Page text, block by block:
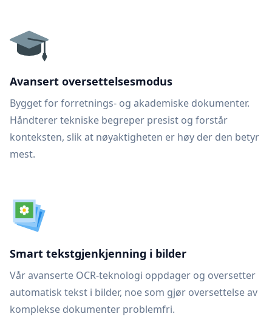
Avansert oversettelsesmodus
Bygget for forretnings- og akademiske dokumenter.
Håndterer tekniske begreper presist og forstår
konteksten, slik at nøyaktigheten er høy der den betyr
mest.
Smart tekstgjenkjenning i bilder
Vår avanserte OCR-teknologi oppdager og oversetter
automatisk tekst i bilder, noe som gjør oversettelse av
komplekse dokumenter problemfri.